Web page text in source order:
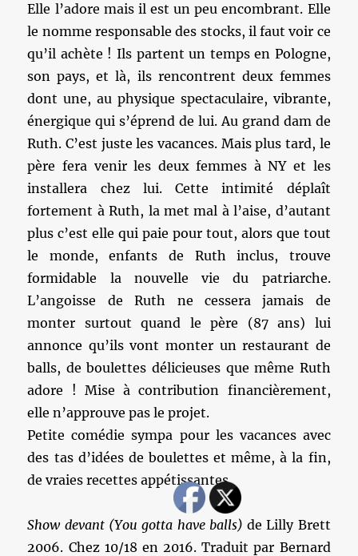
Elle l’adore mais il est un peu encombrant. Elle
le nomme responsable des stocks, il faut voir ce
qu’il achète ! Ils partent un temps en Pologne,
son pays, et là, ils rencontrent deux femmes
dont une, au physique spectaculaire, vibrante,
énergique qui s’éprend de lui. Au grand dam de
Ruth. C’est juste les vacances. Mais plus tard, le
père fera venir les deux femmes à NY et les
installera chez lui. Cette intimité déplaît
fortement à Ruth, la met mal à l’aise, d’autant
plus c’est elle qui paie pour tout, alors que tout
le monde, enfants de Ruth inclus, trouve
formidable la nouvelle vie du patriarche.
L’angoisse de Ruth ne cessera jamais de
monter surtout quand le père (87 ans) lui
annonce qu’ils vont monter un restaurant de
balls, de boulettes délicieuses que même Ruth
adore ! Mise à contribution financièrement,
elle n’approuve pas le projet.
Petite comédie sympa pour les vacances avec
des tas d’idées de boulettes et même, à la fin,
de vraies recettes appétissantes.
Show devant (You gotta have balls) de Lilly Brett
2006. Chez 10/18 en 2016. Traduit par Bernard